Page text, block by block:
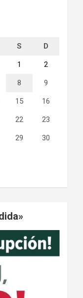
S D
1 2
8 9
15 16
22 23
29 30